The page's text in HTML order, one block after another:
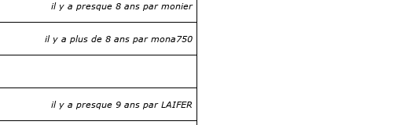
il y a presque 8 ans par monier
il y a plus de 8 ans par mona750
il y a presque 9 ans par LAIFER